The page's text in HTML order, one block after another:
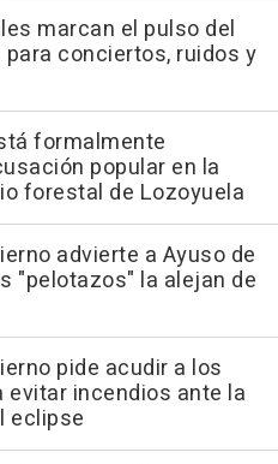
marcan el pulso del
conciertos, ruidos y
formalmente
popular en la
forestal de Lozoyuela
advierte a Ayuso de
"pelotazos" la alejan de
pide acudir a los
incendios ante la
eclipse